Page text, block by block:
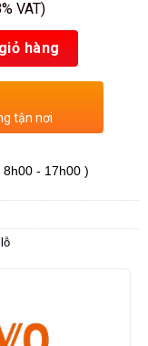
VAT)
hàng
tận nơi
8h00 - 17h00 )